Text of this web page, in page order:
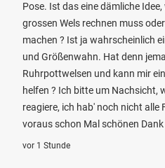
Pose. Ist das eine dämliche
grossen Wels rechnen muss
machen ? Ist ja wahrscheinlich
und Größenwahn. Hat denn
Ruhrpottwelsen und kann mir
helfen ? Ich bitte um Nachsicht,
reagiere, ich hab' noch nicht
voraus schon Mal schönen Dank
vor 1 Stunde